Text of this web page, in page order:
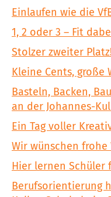
Einlaufen wie die
1, 2 oder 3 – Fit
Stolzer zweiter
Kleine Cents, große
Basteln, Backen,
an der Johannes-
Ein Tag voller
Wir wünschen frohe
Hier lernen Schüler
Berufsorientierung